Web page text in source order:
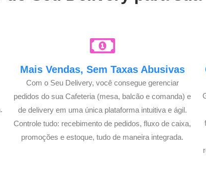
Mais Vendas, Sem Taxas Abusivas
Com o Seu Delivery, você consegue gerenciar
pedidos do sua Cafeteria (mesa, balcão e comanda) e
de delivery em uma única plataforma intuitiva e ágil.
Controle tudo: recebimento de pedidos, fluxo de caixa,
promoções e estoque, tudo de maneira integrada.